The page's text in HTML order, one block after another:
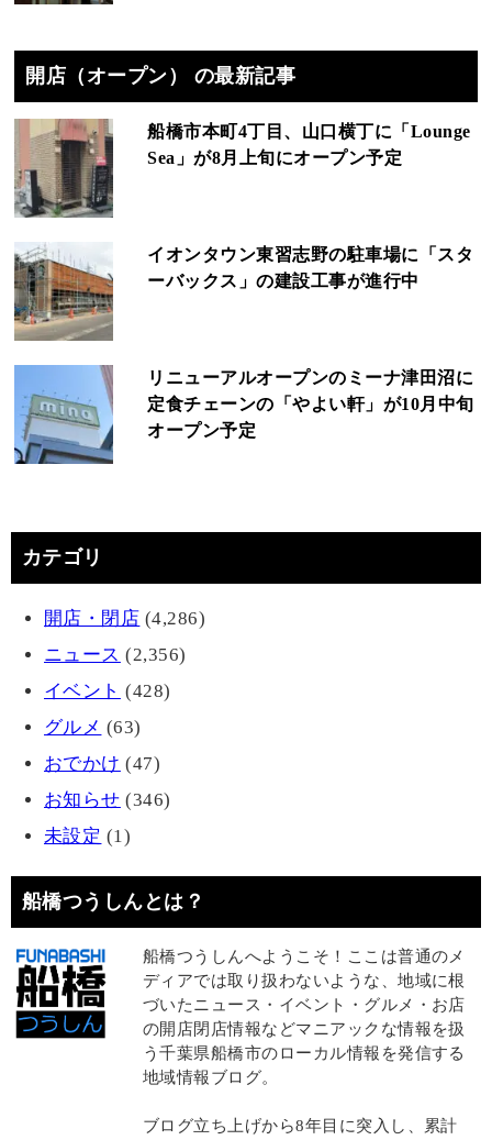
開店（オープン） の最新記事
船橋市本町4丁目、山口横丁に「Lounge
Sea」が8月上旬にオープン予定
イオンタウン東習志野の駐車場に「スタ
ーバックス」の建設工事が進行中
リニューアルオープンのミーナ津田沼に
定食チェーンの「やよい軒」が10月中旬
オープン予定
カテゴリ
開店・閉店 (4,286)
ニュース (2,356)
イベント (428)
グルメ (63)
おでかけ (47)
お知らせ (346)
未設定 (1)
船橋つうしんとは？
船橋つうしんへようこそ！ここは普通のメ
ディアでは取り扱わないような、地域に根
づいたニュース・イベント・グルメ・お店
の開店閉店情報などマニアックな情報を扱
う千葉県船橋市のローカル情報を発信する
地域情報ブログ。
ブログ立ち上げから8年目に突入し、累計